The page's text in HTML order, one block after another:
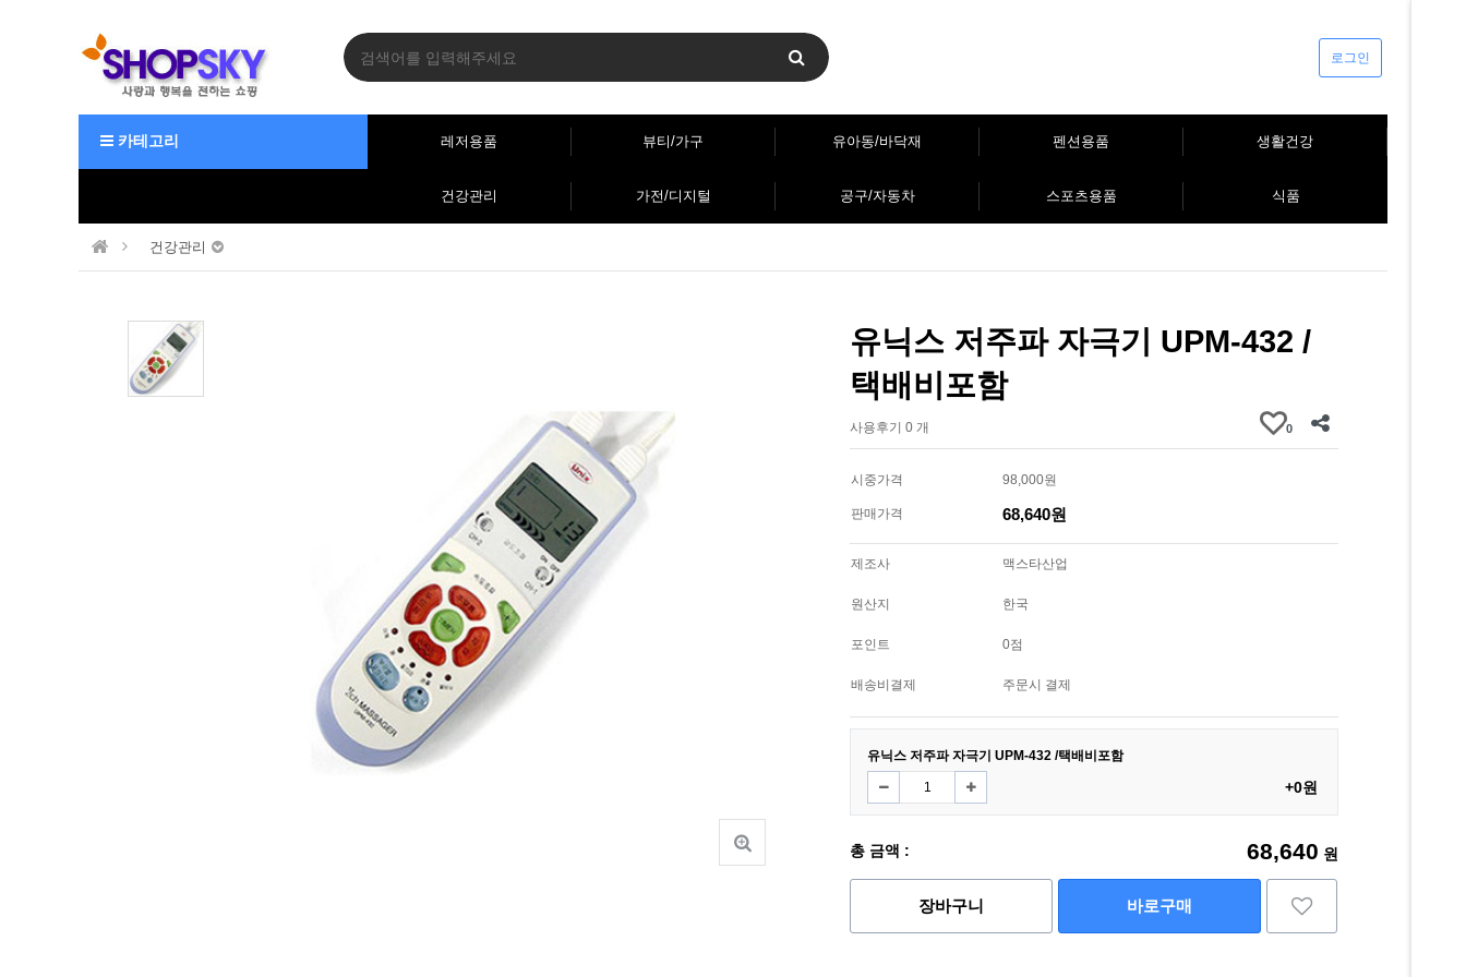
로그인
카테고리 레저용품 뷰티/가구 유아동/바닥재 펜션용품 생활건강
건강관리 가전/디지털 공구/자동차 스포츠용품 식품
건강관리
유닉스 저주파 자극기 UPM-432 /
택배비포함
사용후기 0 개 0
시중가격 98,000원
판매가격 68,640원
제조사 맥스타산업
원산지 한국
포인트 0점
배송비결제 주문시 결제
유닉스 저주파 자극기 UPM-432 /택배비포함
+0원
총 금액 : 68,640 원
장바구니 바로구매